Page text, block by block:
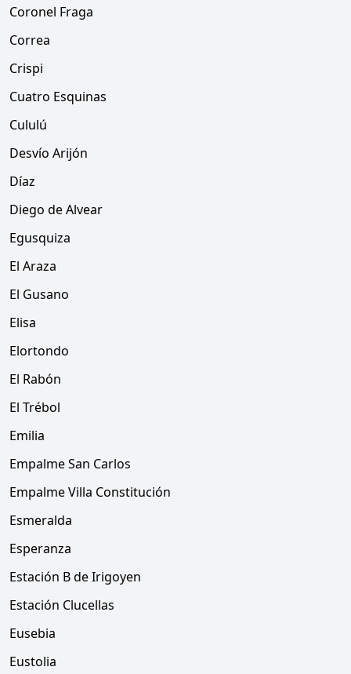
Coronel Fraga
Correa
Crispi
Cuatro Esquinas
Cululú
Desvío Arijón
Díaz
Diego de Alvear
Egusquiza
El Araza
El Gusano
Elisa
Elortondo
El Rabón
El Trébol
Emilia
Empalme San Carlos
Empalme Villa Constitución
Esmeralda
Esperanza
Estación B de Irigoyen
Estación Clucellas
Eusebia
Eustolia